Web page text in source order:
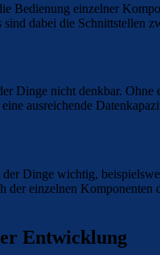
Bedienung einzelner
dabei die Schnittstellen
Dinge nicht denkbar.
ausreichende
Dinge wichtig,
der einzelnen
Entwicklung